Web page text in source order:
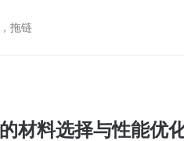
拖链
材料选择与性能优